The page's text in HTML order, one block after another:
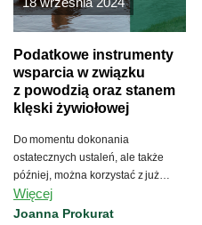
Podatkowe instrumenty
wsparcia w związku
z powodzią oraz stanem
klęski żywiołowej
Do momentu dokonania
ostatecznych ustaleń, ale także
później, można korzystać z już
obowiązujących instrumentów
wsparcia.
Więcej
Joanna Prokurat